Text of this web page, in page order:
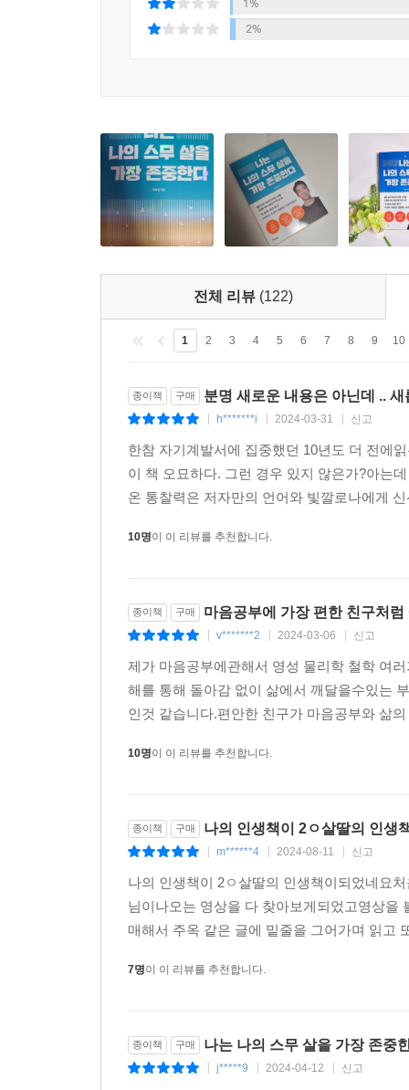
1%
2%
전체 리뷰 (122)
1 2 3 4 5 6 7 8 9 10
종이책 구매 분명 새로운 내용은 아닌데 .. 새
h*******i 2024-03-31 신고
한참 자기계발서에 집중했던 10년도 더 전에
이 책 오묘하다. 그런 경우 있지 않은가?아는
온 통찰력은 저자만의 언어와 빛깔로나에게
10명이 이 리뷰를 추천합니다.
종이책 구매 마음공부에 가장 편한 친구처
v*******2 2024-03-06 신고
제가 마음공부에관해서 영성 물리학 철학 여
해를 통해 돌아감 없이 삶에서 깨달을수있는
인것 같습니다.편안한 친구가 마음공부와 삶
10명이 이 리뷰를 추천합니다.
종이책 구매 나의 인생책이 2ㅇ살딸의 인생
m******4 2024-08-11 신고
나의 인생책이 2ㅇ살딸의 인생책이되었네요
님이나오는 영상을 다 찾아보게되었고영상을
매해서 주옥 같은 글에 밑줄을 그어가며 읽고
7명이 이 리뷰를 추천합니다.
종이책 구매 나는 나의 스무 살을 가장 존중
j*****9 2024-04-12 신고